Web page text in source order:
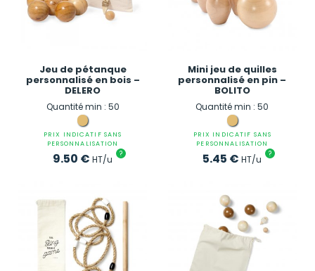
Jeu de pétanque
personnalisé en bois –
DELERO
Quantité min : 50
PRIX INDICATIF SANS
PERSONNALISATION
9.50 € HT/u ?
Mini jeu de quilles
personnalisé en pin –
BOLITO
Quantité min : 50
PRIX INDICATIF SANS
PERSONNALISATION
5.45 € HT/u ?